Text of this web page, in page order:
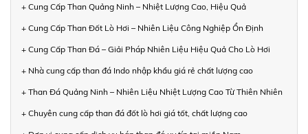
+ Cung Cấp Than Quảng Ninh – Nhiệt Lượng Cao, Hiệu Quả
+ Cung Cấp Than Đốt Lò Hơi – Nhiên Liệu Công Nghiệp Ổn Định
+ Cung Cấp Than Đá – Giải Pháp Nhiên Liệu Hiệu Quả Cho Lò Hơi
+ Nhà cung cấp than đá Indo nhập khẩu giá rẻ chất lượng cao
+ Than Đá Quảng Ninh – Nhiên Liệu Nhiệt Lượng Cao Từ Thiên Nhiên
+ Chuyên cung cấp than đá đốt lò hơi giá tốt, chất lượng cao